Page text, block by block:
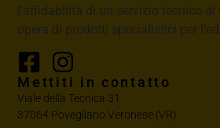
l’affidabilità di un servizio tecnico
opera di prodotti specialistici per
Mettiti in contatto
Viale della Tecnica 31
37064 Povegliano Veronese (VR)